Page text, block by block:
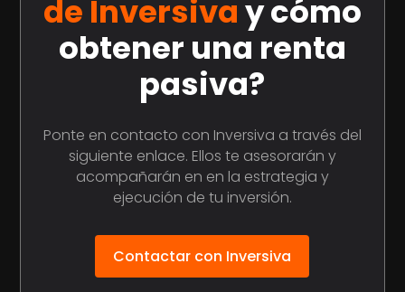
de Inversivay cómo
obtener una renta
pasiva?
Ponte en contacto con Inversiva a través del
siguiente enlace. Ellos te asesorarán y
acompañarán en en la estrategia y
ejecución de tu inversión.
Contactar con Inversiva